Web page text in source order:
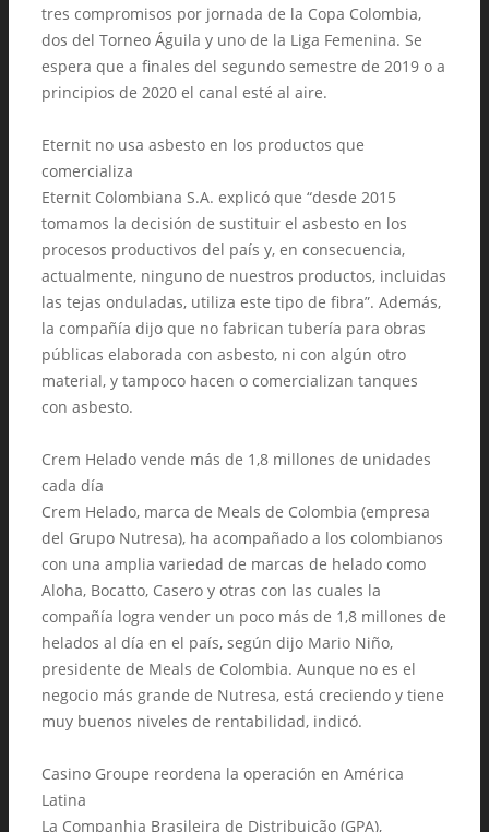
tres compromisos por jornada de la Copa Colombia,
dos del Torneo Águila y uno de la Liga Femenina. Se
espera que a finales del segundo semestre de 2019 o a
principios de 2020 el canal esté al aire.
Eternit no usa asbesto en los productos que
comercializa
Eternit Colombiana S.A. explicó que “desde 2015
tomamos la decisión de sustituir el asbesto en los
procesos productivos del país y, en consecuencia,
actualmente, ninguno de nuestros productos, incluidas
las tejas onduladas, utiliza este tipo de fibra”. Además,
la compañía dijo que no fabrican tubería para obras
públicas elaborada con asbesto, ni con algún otro
material, y tampoco hacen o comercializan tanques
con asbesto.
Crem Helado vende más de 1,8 millones de unidades
cada día
Crem Helado, marca de Meals de Colombia (empresa
del Grupo Nutresa), ha acompañado a los colombianos
con una amplia variedad de marcas de helado como
Aloha, Bocatto, Casero y otras con las cuales la
compañía logra vender un poco más de 1,8 millones de
helados al día en el país, según dijo Mario Niño,
presidente de Meals de Colombia. Aunque no es el
negocio más grande de Nutresa, está creciendo y tiene
muy buenos niveles de rentabilidad, indicó.
Casino Groupe reordena la operación en América
Latina
La Companhia Brasileira de Distribuição (GPA),